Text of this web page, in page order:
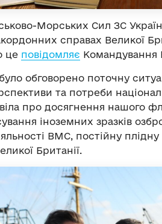
Морських Сил ЗС
справах Великої
це повідомляє Командування
обговорено поточну
та потреби
про досягнення нашого
іноземних зразків
ВМС, постійну
Британії.